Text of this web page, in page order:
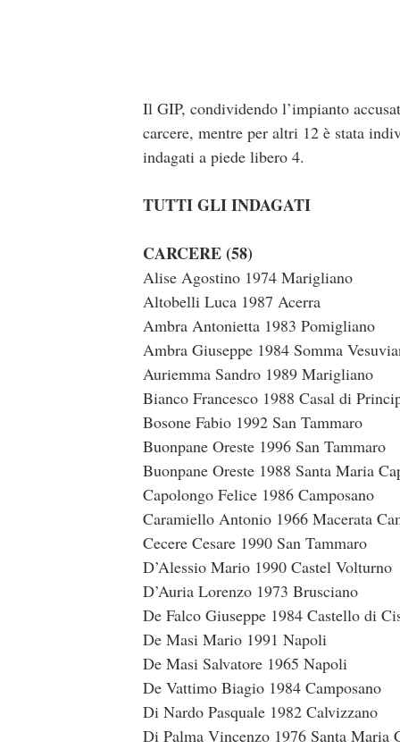
Il GIP, condividendo l’impianto
carcere, mentre per altri 12 è stata
indagati a piede libero 4.
TUTTI GLI INDAGATI
CARCERE (58)
Alise Agostino 1974 Marigliano
Altobelli Luca 1987 Acerra
Ambra Antonietta 1983 Pomigliano
Ambra Giuseppe 1984 Somma
Auriemma Sandro 1989 Marigliano
Bianco Francesco 1988 Casal di
Bosone Fabio 1992 San Tammaro
Buonpane Oreste 1996 San Tammaro
Buonpane Oreste 1988 Santa Maria
Capolongo Felice 1986 Camposano
Caramiello Antonio 1966 Macerata
Cecere Cesare 1990 San Tammaro
D’Alessio Mario 1990 Castel Volturno
D’Auria Lorenzo 1973 Brusciano
De Falco Giuseppe 1984 Castello di
De Masi Mario 1991 Napoli
De Masi Salvatore 1965 Napoli
De Vattimo Biagio 1984 Camposano
Di Nardo Pasquale 1982 Calvizzano
Di Palma Vincenzo 1976 Santa Maria